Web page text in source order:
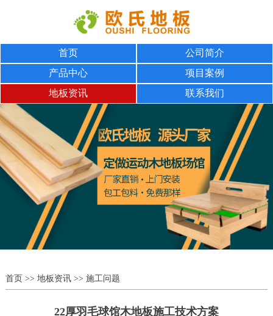
首页
公司简介
产品中心
项目案例
地板资讯
联系我们
首页>> 地板资讯>> 施工问题
22厚羽毛球馆木地板施工技术方案